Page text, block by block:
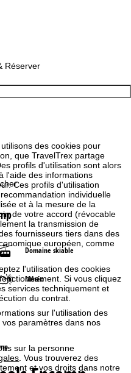
des cookies pour
que TravelTrex partage
profils d'utilisation sont alors
l'aide des informations
Ces profils d'utilisation
individuelle
et à la mesure de la
de votre accord (révocable
la transmission de
fournisseurs tiers dans des
européen, comme
l'utilisation des cookies
Si vous cliquez
services techniquement et
du contrat.
sur l'utilisation des
paramètres dans nos
sur la personne
. Vous trouverez des
et vos droits dans notre
Réserver
Domaine skiable
Météo